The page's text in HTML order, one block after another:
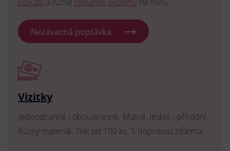
Nezávazná poptávka
Vizitky
Jednostranné i oboustranné. Matné, lesklé i přírodní.
Různý materiál. Tisk od 100 ks. S dopravou zdarma.